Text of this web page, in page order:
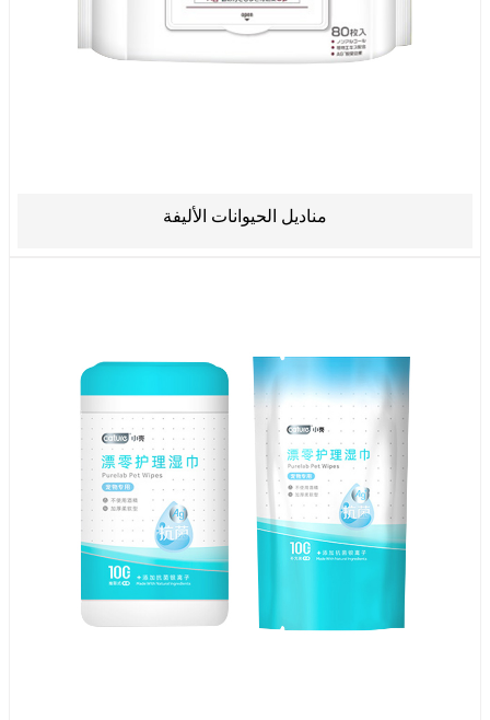
مناديل الحيوانات الأليفة